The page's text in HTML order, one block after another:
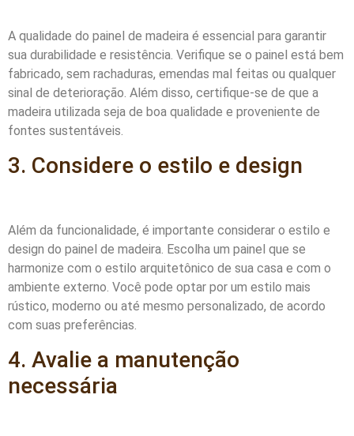
A qualidade do painel de madeira é essencial para garantir
sua durabilidade e resistência. Verifique se o painel está bem
fabricado, sem rachaduras, emendas mal feitas ou qualquer
sinal de deterioração. Além disso, certifique-se de que a
madeira utilizada seja de boa qualidade e proveniente de
fontes sustentáveis.
3. Considere o estilo e design
Além da funcionalidade, é importante considerar o estilo e
design do painel de madeira. Escolha um painel que se
harmonize com o estilo arquitetônico de sua casa e com o
ambiente externo. Você pode optar por um estilo mais
rústico, moderno ou até mesmo personalizado, de acordo
com suas preferências.
4. Avalie a manutenção
necessária